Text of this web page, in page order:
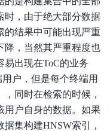
时，由于绝大部分数据
的结果中可能出现严重
降，当然其严重程度也
易出现在ToC的业务
户，但是每个终端用
同时在检索的时候，
用户自身的数据。如果
集构建HNSW索引，